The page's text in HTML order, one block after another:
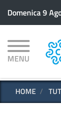
Domenica 9
MENU
HOME